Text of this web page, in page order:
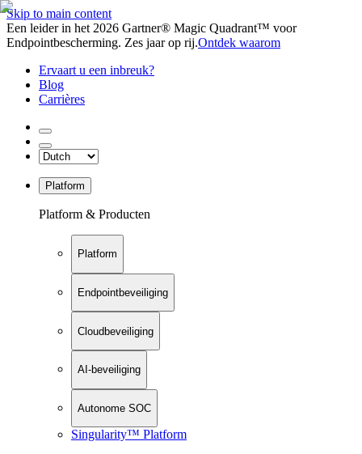
Skip to main content
Een leider in het 2026 Gartner® Magic Quadrant™ voor
Endpointbescherming. Zes jaar op rij.Ontdek waarom
Ervaart u een inbreuk?
Blog
Carrières
Platform
Platform & Producten
Platform
Endpointbeveiliging
Cloudbeveiliging
AI-beveiliging
Autonome SOC
Singularity™ Platform